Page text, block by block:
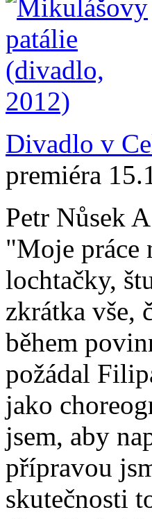
Divadlo v
premiéra
Petr Nůsek
"Moje práce
lochtačky,
zkrátka vše,
během
požádal
jako
jsem, aby
přípravou
skutečnosti